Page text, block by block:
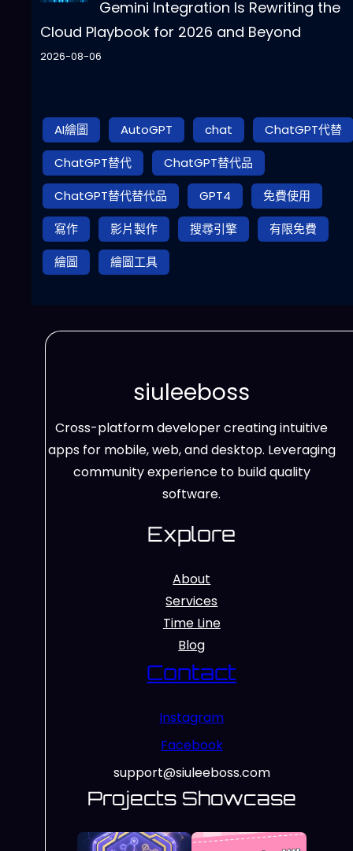
Gemini Integration Is Rewriting the
Cloud Playbook for 2026 and Beyond
2026-08-06
AI繪圖 AutoGPT chat
ChatGPT代替
ChatGPT替代
ChatGPT替代品
ChatGPT替代替代品
GPT4
免費使用
寫作
影片製作 搜尋引擎
有限免費
繪圖
繪圖工具
siuleeboss
Cross-platform developer creating intuitive
apps for mobile, web, and desktop. Leveraging
community experience to build quality
software.
Explore
About
Services
Time Line
Blog
Contact
Instagram
Facebook
support@siuleeboss.com
Projects Showcase